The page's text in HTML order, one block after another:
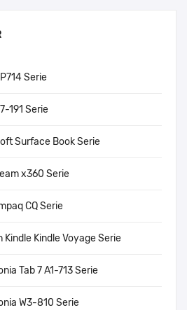
Serie
191 Serie
Surface Book Serie
x360 Serie
CQ Serie
Kindle Voyage Serie
Tab 7 A1-713 Serie
W3-810 Serie